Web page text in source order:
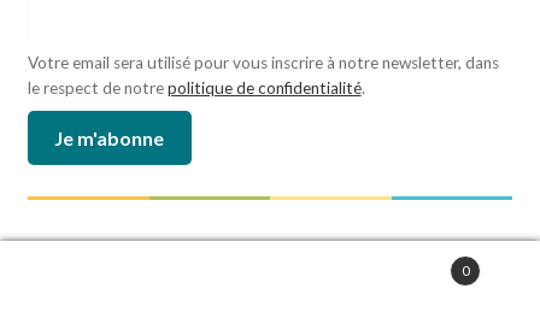
Votre email sera utilisé pour vous inscrire à notre newsletter, dans
le respect de notrepolitique de confidentialité.
0